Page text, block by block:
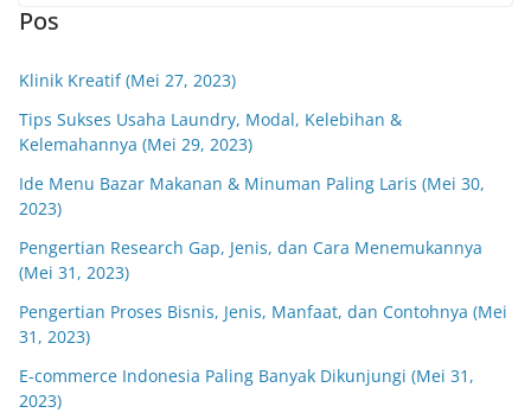
Pos
Klinik Kreatif (Mei 27, 2023)
Tips Sukses Usaha Laundry, Modal, Kelebihan &
Kelemahannya (Mei 29, 2023)
Ide Menu Bazar Makanan & Minuman Paling Laris (Mei 30,
2023)
Pengertian Research Gap, Jenis, dan Cara Menemukannya
(Mei 31, 2023)
Pengertian Proses Bisnis, Jenis, Manfaat, dan Contohnya (Mei
31, 2023)
E-commerce Indonesia Paling Banyak Dikunjungi (Mei 31,
2023)